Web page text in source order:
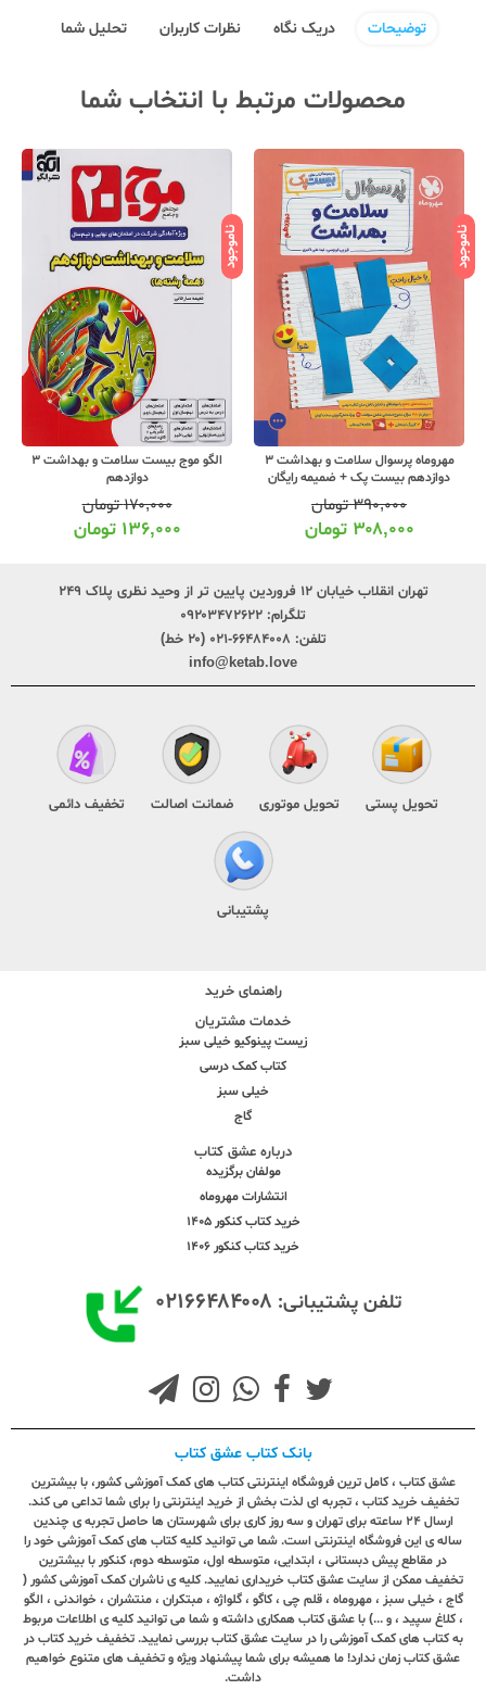
توضیحات دریک نگاه نظرات کاربران تحلیل شما
محصولات مرتبط با انتخاب شما
ناموجود
دوازدهم
۱۷۰,۰۰۰تومان
۱۳۶,۰۰۰تومان
ناموجود
خیلی سبز کتاب جیبی نمره باز سلامت و
بهداشت 3 دوازدهم
۱۳۹,۰۰۰تومان
۱۱۲,۰۰۰تومان
تهران انقلاب خیابان ۱۲ فروردین پایین تر از وحید نظری پلاک ۲۴۹
تلگرام: ۰۹۲۰۳۴۷۲۶۲۲
تلفن: ۶۶۴۸۴۰۰۸-۰۲۱ (۲۰ خط)
info@ketab.love
تحویل پستی تحویل موتوری ضمانت اصالت تخفیف دائمی
پشتیبانی
راهنمای خرید
خدمات مشتریان
زیست پینوکیو خیلی سبز
کتاب کمک درسی
خیلی سبز
گاج
درباره عشق کتاب
مولفان برگزیده
انتشارات مهروماه
خرید کتاب کنکور 1405
خرید کتاب کنکور 1406
تلفن پشتیبانی: ۰۲۱۶۶۴۸۴۰۰۸
بانک کتاب عشق کتاب
عشق کتاب ، کامل ترین فروشگاه اینترنتی کتاب های کمک آموزشی کشور، با بیشترین
تخفیف خرید کتاب ، تجربه ای لذت بخش از خرید اینترنتی را برای شما تداعی می کند.
ارسال ٢٤ ساعته برای تهران و سه روز کاری برای شهرستان ها حاصل تجربه ی چندین
ساله ی این فروشگاه اینترنتی است. شما می توانید کلیه کتاب های کمک آموزشی خود را
در مقاطع پیش دبستانی ، ابتدایی، متوسطه اول، متوسطه دوم، کنکور با بیشترین
تخفیف ممکن از سایت عشق کتاب خریداری نمایید. کلیه ی ناشران کمک آموزشی کشور (
گاج ، خیلی سبز ، مهروماه ، قلم چی ، کاگو ، گلواژه ، مبتکران ، منتشران ، خواندنی ، الگو
، کلاغ سپید ، و ...) با عشق کتاب همکاری داشته و شما می توانید کلیه ی اطلاعات مربوط
به کتاب های کمک آموزشی را در سایت عشق کتاب بررسی نمایید. تخفیف خرید کتاب در
عشق کتاب زمان ندارد! ما همیشه برای شما پیشنهاد ویژه و تخفیف های متنوع خواهیم
داشت.